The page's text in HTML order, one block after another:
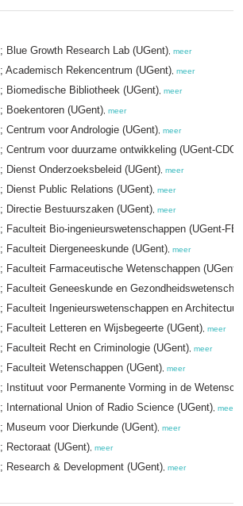
Blue Growth Research Lab (UGent) meer
Academisch Rekencentrum (UGent) meer
Biomedische Bibliotheek (UGent) meer
Boekentoren (UGent) meer
Centrum voor Andrologie (UGent) meer
Centrum voor duurzame ontwikkeling (UGent-CDO)
Dienst Onderzoeksbeleid (UGent) meer
Dienst Public Relations (UGent) meer
Directie Bestuurszaken (UGent) meer
Faculteit Bio-ingenieurswetenschappen (UGent-
Faculteit Diergeneeskunde (UGent) meer
Faculteit Farmaceutische Wetenschappen (UGent)
Faculteit Geneeskunde en
Faculteit Ingenieurswetenschappen en Architectuur
Faculteit Letteren en Wijsbegeerte (UGent) meer
Faculteit Recht en Criminologie (UGent) meer
Faculteit Wetenschappen (UGent) meer
Instituut voor Permanente Vorming in de
International Union of Radio Science (UGent) meer
Museum voor Dierkunde (UGent) meer
Rectoraat (UGent) meer
Research & Development (UGent) meer